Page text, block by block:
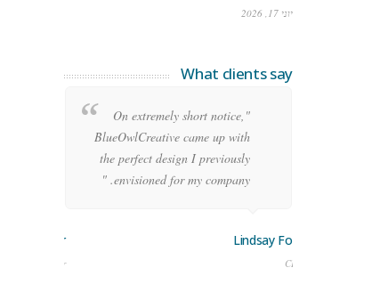
יוני 17, 2026
What clients say
"On extremely short notice,
BlueOwlCreative came up with
the perfect design I previously
envisioned for my company. "
Lindsay Ford
CEO
Stoner
Manager